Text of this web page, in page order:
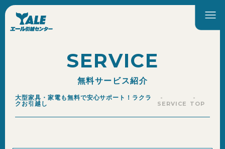
SERVICE
無料サービス紹介
TOP
SERVICE
大型家具・家電も無料で安心サポート！ラクラ
クお引越し